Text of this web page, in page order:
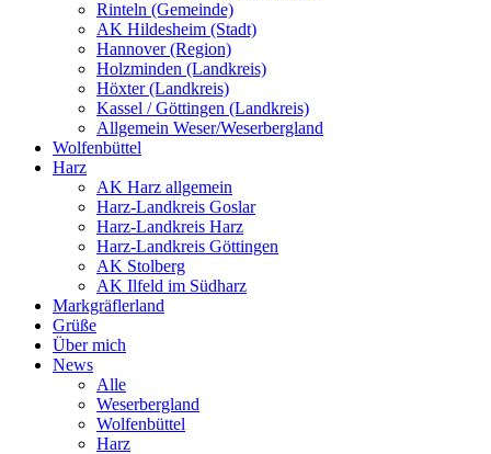
Rinteln (Gemeinde)
AK Hildesheim (Stadt)
Hannover (Region)
Holzminden (Landkreis)
Höxter (Landkreis)
Kassel / Göttingen (Landkreis)
Allgemein Weser/Weserbergland
Wolfenbüttel
Harz
AK Harz allgemein
Harz-Landkreis Goslar
Harz-Landkreis Harz
Harz-Landkreis Göttingen
AK Stolberg
AK Ilfeld im Südharz
Markgräflerland
Grüße
Über mich
News
Alle
Weserbergland
Wolfenbüttel
Harz